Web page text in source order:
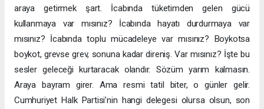
araya getirmek şart. İcabında tüketimden gelen gücü
kullanmaya var mısınız? İcabında hayatı durdurmaya var
mısınız? İcabında toplu mücadeleye var mısınız? Boykotsa
boykot, grevse grev, sonuna kadar direniş. Var mısınız? İşte bu
sesler geleceği kurtaracak olandır. Sözüm yarım kalmasın.
Araya bayram girer. Ama resmi tatil biter, o günler gelir.
Cumhuriyet Halk Partisi’nin hangi delegesi olursa olsun, son